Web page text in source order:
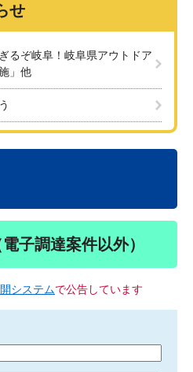
せ
るぞ岐阜！岐阜県アウトドア
」他
子調達案件以外）
システムで公告しています